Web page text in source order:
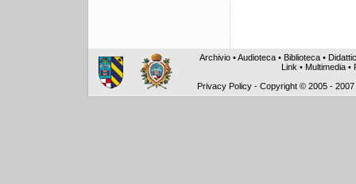
Archivio •Audioteca • Biblioteca •
Link • Multimedia •
Privacy Policy -Copyright © 2005 -